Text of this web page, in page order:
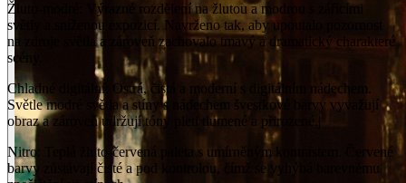
Žluto-modré: Výrazné rozdělení na žlutou a modrou s zářícími
světly a sníženou expozicí. Navrženo tak, aby upoutalo pozornost
na zdroje světla a zároveň zachovalo tmavý a dramatický charakteré
scény.
Chladné digitální: Ostrá, čistá a moderní s digitálním nádechem.
Světle modré světla a stíny s nádechem švestkové barvy vyvažují
obraz a zároveň udržují tóny pleti tlumené a přirozené.|
Nitro: Teplá žluto-červená paleta s umírněným kontrastem. Červené
barvy zůstávají čisté a pod kontrolou, čímž se vyhýbá barevnému